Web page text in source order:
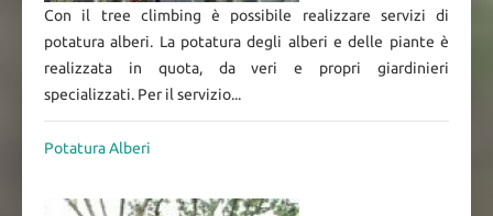
Con il tree climbing è possibile realizzare servizi di
potatura alberi. La potatura degli alberi e delle piante è
realizzata in quota, da veri e propri giardinieri
specializzati. Per il servizio...
Potatura Alberi